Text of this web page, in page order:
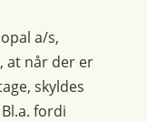
a/s,
at når der er
skyldes
fordi